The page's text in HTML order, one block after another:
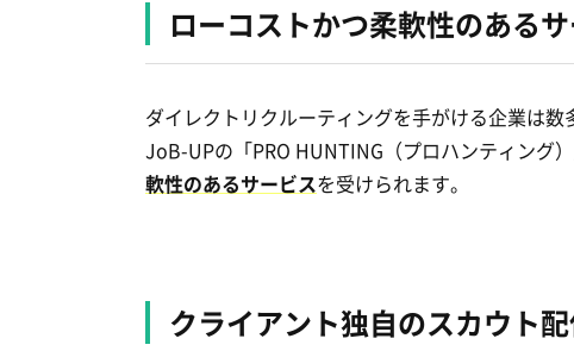
ローコストかつ柔軟性のある
ダイレクトリクルーティングを手がける企業は
JoB-UPの「PRO HUNTING（プロハンティング）
軟性のあるサービスを受けられます。
クライアント独自のスカウト